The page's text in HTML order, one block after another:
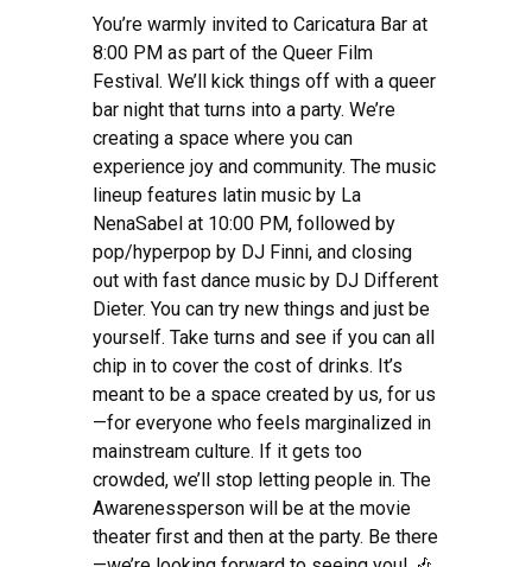
You’re warmly invited to Caricatura Bar at
8:00 PM as part of the Queer Film
Festival. We’ll kick things off with a queer
bar night that turns into a party. We’re
creating a space where you can
experience joy and community. The music
lineup features latin music by La
NenaSabel at 10:00 PM, followed by
pop/hyperpop by DJ Finni, and closing
out with fast dance music by DJ Different
Dieter. You can try new things and just be
yourself. Take turns and see if you can all
chip in to cover the cost of drinks. It’s
meant to be a space created by us, for us
—for everyone who feels marginalized in
mainstream culture. If it gets too
crowded, we’ll stop letting people in. The
Awarenessperson will be at the movie
theater first and then at the party. Be there